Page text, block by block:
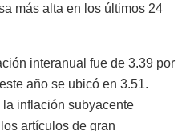
más alta en los últimos 24
interanual fue de 3.39 por
año se ubicó en 3.51.
inflación subyacente
artículos de gran